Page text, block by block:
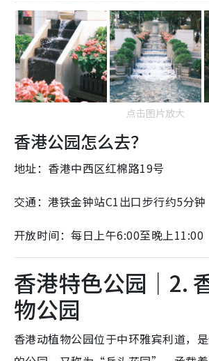
点击图片放大
香港公园怎么去？
地址：香港中西区红棉路19号
交通：港铁金钟站C1出口步行约5分钟
开放时间：每日上午6:00至晚上11:00
香港特色公园｜2.
物公园
香港动植物公园位于中环雅宾利道，